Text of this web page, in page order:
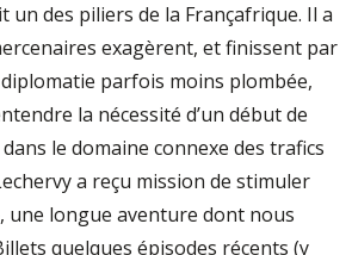
un des piliers de la Françafrique. Il a
exagèrent, et finissent par
parfois moins plombée,
la nécessité d’un début de
le domaine connexe des trafics
a reçu mission de stimuler
une longue aventure dont nous
quelques épisodes récents (y